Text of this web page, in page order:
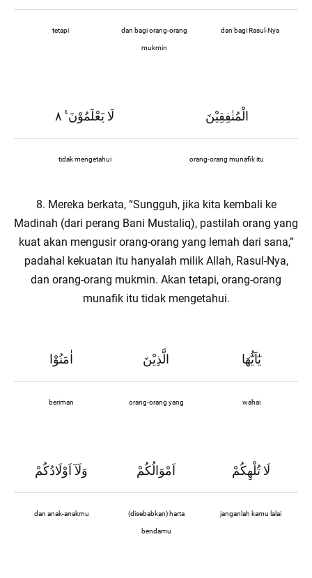
tetapi dan bagi orang-orang
mukmin
dan bagi Rasul-Nya
لَا يَعْلَمُوْنَ ࣖ ٨ الْمُنٰفِقِيْنَ
tidak mengetahui orang-orang munafik itu
8. Mereka berkata, “Sungguh, jika kita kembali ke
Madinah (dari perang Bani Mustaliq), pastilah orang yang
kuat akan mengusir orang-orang yang lemah dari sana,”
padahal kekuatan itu hanyalah milik Allah, Rasul-Nya,
dan orang-orang mukmin. Akan tetapi, orang-orang
munafik itu tidak mengetahui.
اٰمَنُوْا الَّذِيْنَ يٰٓاَيُّهَا
beriman orang-orang yang wahai
وَلَآ اَوْلَادُكُمْ اَمْوَالُكُمْ لَا تُلْهِكُمْ
dan anak-anakmu (disebabkan) harta
bendamu
janganlah kamu lalai